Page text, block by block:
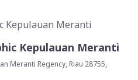
Kepulauan Meranti
Meranti Regency, Riau 28755,